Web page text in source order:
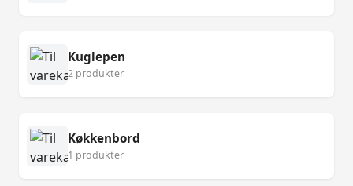
Kuglepen
2 produkter
Køkkenbord
1 produkter